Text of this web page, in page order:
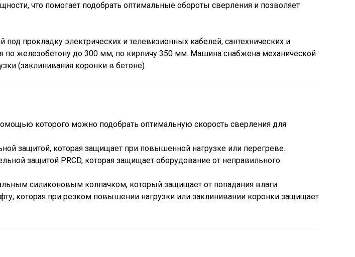
что помогает подобрать оптимальные обороты сверления и позволяет
прокладку электрических и телевизионных кабелей, сантехнических и
железобетону до 300 мм, по кирпичу 350 мм. Машина снабжена механической
(заклинивания коронки в бетоне).
которого можно подобрать оптимальную скорость сверления для
защитой, которая защищает при повышенной нагрузке или перегреве.
защитой PRCD, которая защищает оборудование от неправильного
силиконовым колпачком, который защищает от попадания влаги.
которая при резком повышении нагрузки или заклинивании коронки защищает